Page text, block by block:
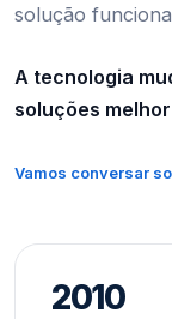
solução
A tecnologia
soluções
Vamos conversar
2010